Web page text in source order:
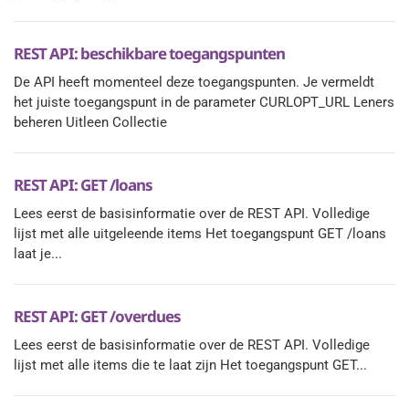
REST API: beschikbare toegangspunten
De API heeft momenteel deze toegangspunten. Je vermeldt
het juiste toegangspunt in de parameter CURLOPT_URL Leners
beheren Uitleen Collectie
REST API: GET /loans
Lees eerst de basisinformatie over de REST API. Volledige
lijst met alle uitgeleende items Het toegangspunt GET /loans
laat je...
REST API: GET /overdues
Lees eerst de basisinformatie over de REST API. Volledige
lijst met alle items die te laat zijn Het toegangspunt GET...